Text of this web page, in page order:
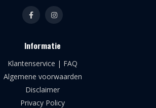
Informatie
Klantenservice | FAQ
Algemene voorwaarden
Disclaimer
Privacy Policy